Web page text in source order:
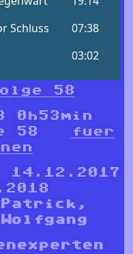
58
0h53min
58
fuer
14.12.2017
Patrick,